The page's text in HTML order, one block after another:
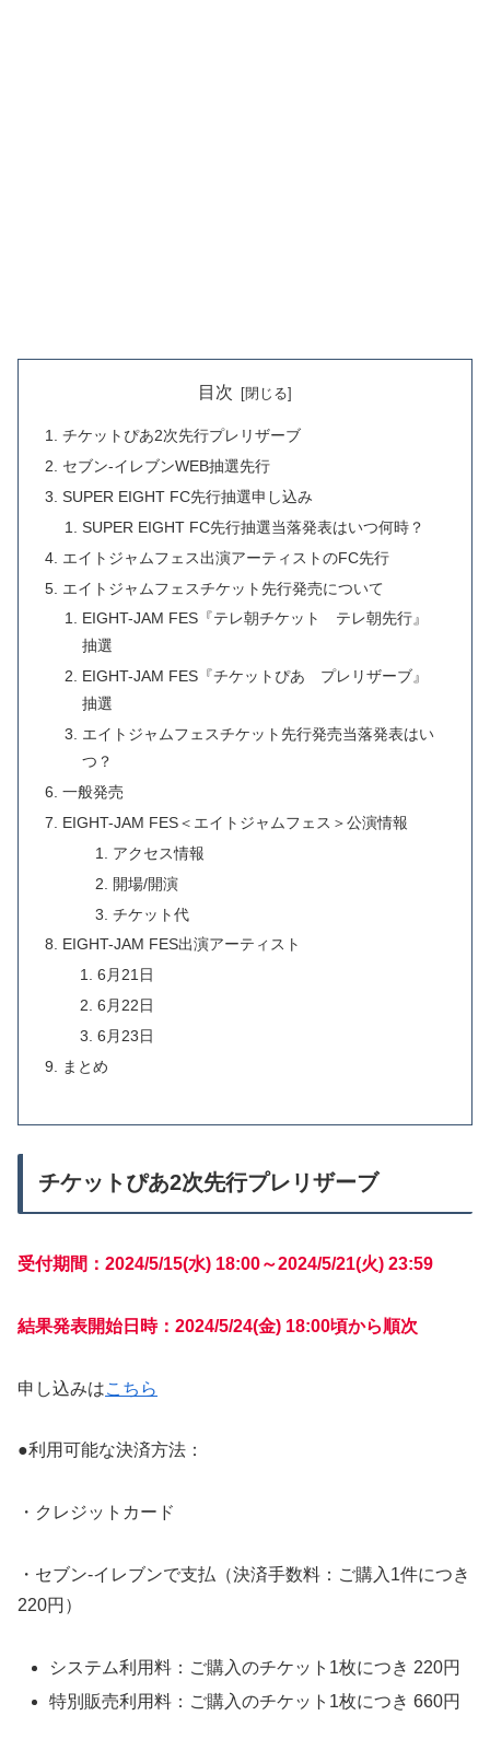
目次
チケットぴあ2次先行プレリザーブ
セブン-イレブンWEB抽選先行
SUPER EIGHT FC先行抽選申し込み
SUPER EIGHT FC先行抽選当落発表はいつ何時？
エイトジャムフェス出演アーティストのFC先行
エイトジャムフェスチケット先行発売について
EIGHT-JAM FES『テレ朝チケット テレ朝先行』
抽選
EIGHT-JAM FES『チケットぴあ プレリザーブ』
抽選
エイトジャムフェスチケット先行発売当落発表はい
つ？
一般発売
EIGHT-JAM FES＜エイトジャムフェス＞公演情報
アクセス情報
開場/開演
チケット代
EIGHT-JAM FES出演アーティスト
6月21日
6月22日
6月23日
まとめ
チケットぴあ2次先行プレリザーブ
受付期間：2024/5/15(水) 18:00～2024/5/21(火) 23:59
結果発表開始日時：2024/5/24(金) 18:00頃から順次
申し込みはこちら
●利用可能な決済方法：
・クレジットカード
・セブン-イレブンで支払（決済手数料：ご購入1件につき
220円）
システム利用料：ご購入のチケット1枚につき 220円
特別販売利用料：ご購入のチケット1枚につき 660円